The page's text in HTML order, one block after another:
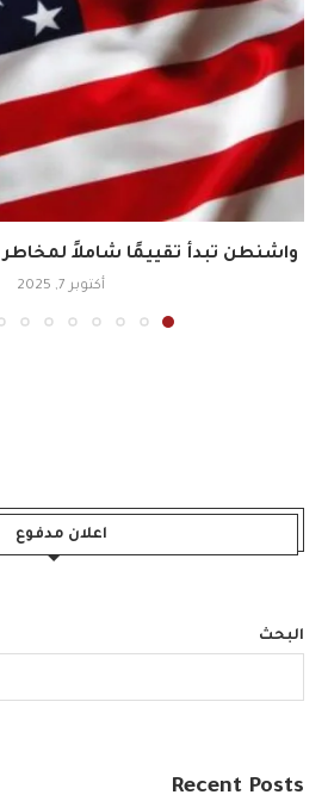
واشنطن تبدأ تقييمًا شاملاً لمخاطر
أكتوبر 7, 2025
اعلان مدفوع
البحث
Recent Posts